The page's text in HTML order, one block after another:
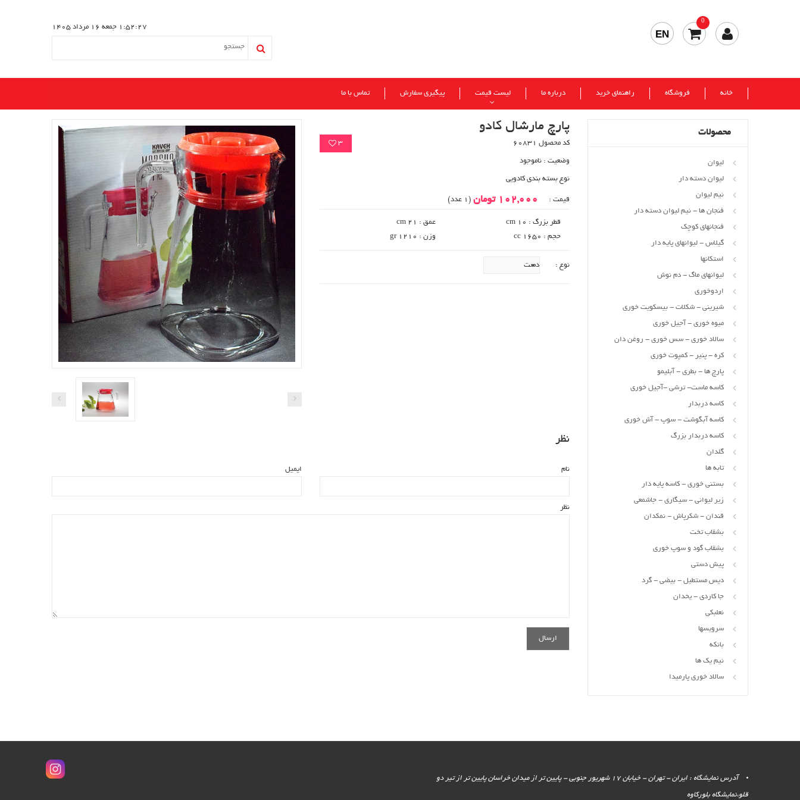
1:52:27 جمعه 16 مرداد 1405
0
EN
خانه فروشگاه راهنمای خرید درباره ما لیست قیمت پیگیری سفارش تماس با ما
پارچ مارشال کادو
3 کد محصول 60831
وضعیت : ناموجود
نوع بسته بندی کادویی
قیمت : 102,000 تومان (1 عدد)
قطر بزرگ : 10 cm
عمق : 21 cm
حجم : 1650 cc
وزن : 1210 gr
نوع :
نظر
ایمیل نام
نظر
محصولات
لیوان
لیوان دسته دار
نیم لیوان
فنجان ها - نیم لیوان دسته دار
فنجانهای کوچک
گیلاس - لیوانهای پایه دار
استکانها
لیوانهای ماگ - دم نوش
اردوخوری
شیرینی - شکلات - بیسکویت خوری
میوه خوری - آجیل خوری
سالاد خوری - سس خوری - روغن دان
کره - پنیر - کمپوت خوری
پارچ ها - بطری - آبلیمو
کاسه ماست- ترشی -آجیل خوری
کاسه دربدار
کاسه آبگوشت - سوپ - آش خوری
کاسه دربدار بزرگ
گلدان
تابه ها
بستنی خوری - کاسه پایه دار
زیر لیوانی - سیگاری - جاشمعی
قندان - شکرپاش - نمکدان
بشقاب تخت
بشقاب گود و سوپ خوری
پیش دستی
دیس مستطیل - بیضی - گرد
جا کاردی - یخدان
نعلبکی
سرویسها
بانکه
نیم یک ها
سالاد خوری پارمیدا
آدرس نمایشگاه : ایران - تهران - خیابان 17 شهریور جنوبی - پایین تر از میدان خراسان پایین تر از تیر دو
قلو،نمایشگاه بلورکاوه